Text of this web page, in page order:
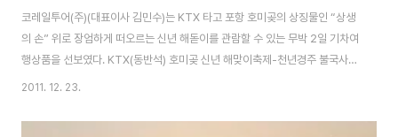
코레일투어(주)(대표이사 김민수)는 KTX 타고 포항 호미곶의 상징물인 “상생
의 손” 위로 장엄하게 떠오르는 신년 해돋이를 관람할 수 있는 무박 2일 기차여
행상품을 선보였다. KTX(동반석) 호미곶 신년 해맞이축제-천년경주 불국사
기차여행(무박 2일) 서울역을 저녁 9시 30분, 10시, 11시(3회) 출발하여 동대
하고 “상생의 손” 위로 장엄하게 떠오르는 해돋이를 보며, 신년 소망을 빌어볼
2011. 12. 23.